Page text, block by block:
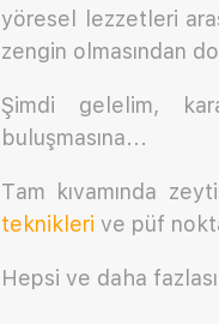
yöresel lezzetleri
zengin olmasından
Şimdi gelelim,
buluşmasına...
Tam kıvamında
teknikleri ve püf
Hepsi ve daha